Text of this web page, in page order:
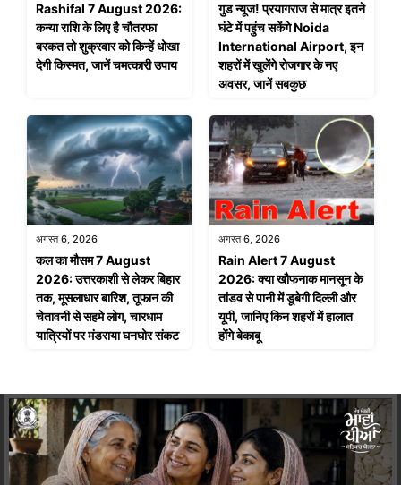
Rashifal 7 August 2026:
कन्या राशि के लिए है चौतरफा
बरकत तो शुक्रवार को किन्हें धोखा
देगी किस्मत, जानें चमत्कारी उपाय
गुड न्यूज! प्रयागराज से मात्र इतने
घंटे में पहुंच सकेंगे Noida
International Airport, इन
शहरों में खुलेंगे रोजगार के नए
अवसर, जानें सबकुछ
अगस्त 6, 2026
कल का मौसम 7 August
2026: उत्तरकाशी से लेकर बिहार
तक, मूसलाधार बारिश, तूफान की
चेतावनी से सहमे लोग, चारधाम
यात्रियों पर मंडराया घनघोर संकट
अगस्त 6, 2026
Rain Alert 7 August
2026: क्या खौफनाक मानसून के
तांडव से पानी में डूबेगी दिल्ली और
यूपी, जानिए किन शहरों में हालात
होंगे बेकाबू